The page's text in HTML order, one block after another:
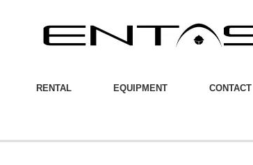
RENTAL EQUIPMENT CONTACT